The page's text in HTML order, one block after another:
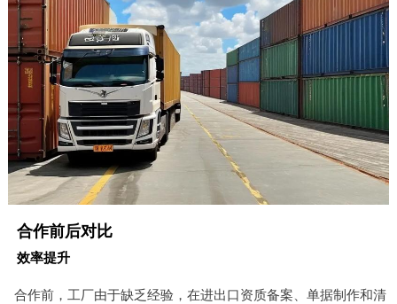
合作前后对比
效率提升
合作前，工厂由于缺乏经验，在进出口资质备案、单据制作和清